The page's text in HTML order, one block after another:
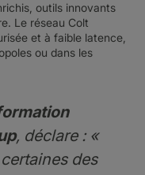
outils innovants
Le réseau Colt
et à faible latence,
ou dans les
, déclare : «
des